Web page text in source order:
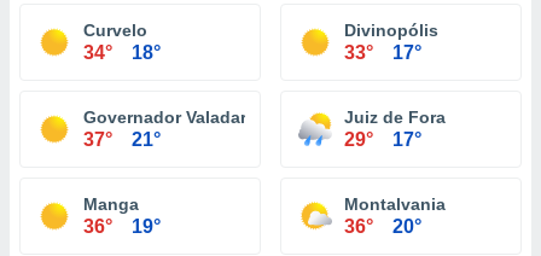
Curvelo
34° 18°
Divinopólis
33° 17°
Governador Valadares
37° 21°
Juiz de Fora
29° 17°
Manga
36° 19°
Montalvania
36° 20°